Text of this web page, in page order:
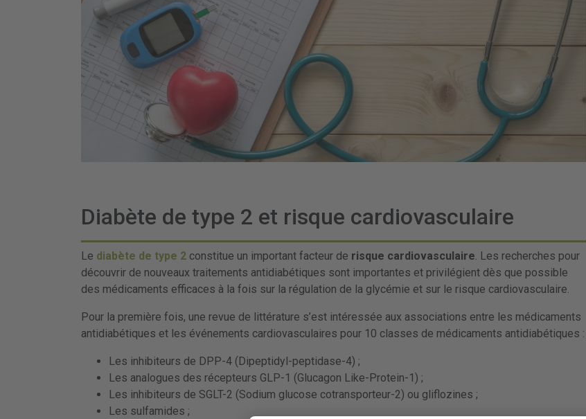
Diabète de type 2 et risque cardiovasculaire
Le diabète de type 2 constitue un important facteur de risque cardiovasculaire. Les recherches pour
découvrir de nouveaux traitements antidiabétiques sont importantes et privilégient dès que possible
des médicaments efficaces à la fois sur la régulation de la glycémie et sur le risque cardiovasculaire.
Pour la première fois, une revue de littérature s’est intéressée aux associations entre les médicaments
antidiabétiques et les événements cardiovasculaires pour 10 classes de médicaments antidiabétiques :
Les inhibiteurs de DPP-4 (Dipeptidyl-peptidase-4) ;
Les analogues des récepteurs GLP-1 (Glucagon Like-Protein-1) ;
Les inhibiteurs de SGLT-2 (Sodium glucose cotransporteur-2) ou gliflozines ;
Les sulfamides ;